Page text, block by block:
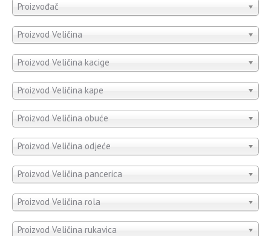
Proizvođač
Proizvod Veličina
Proizvod Veličina kacige
Proizvod Veličina kape
Proizvod Veličina obuće
Proizvod Veličina odjeće
Proizvod Veličina pancerica
Proizvod Veličina rola
Proizvod Veličina rukavica